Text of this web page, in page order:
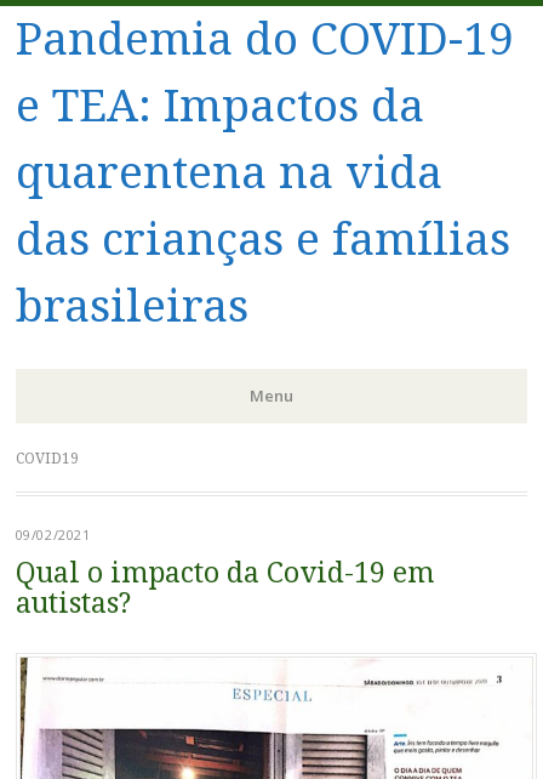
Pandemia do COVID-19
e TEA: Impactos da
quarentena na vida
das crianças e famílias
brasileiras
Menu
Pular
para
conteúdo
COVID19
09/02/2021
Qual o impacto da Covid-19 em
autistas?